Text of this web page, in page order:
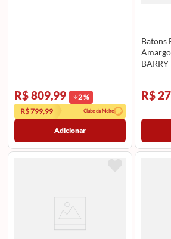
R$ 809,99 2%
R$ 799,99
Clube da Meire
Adicionar
Batons
BARRY
R$